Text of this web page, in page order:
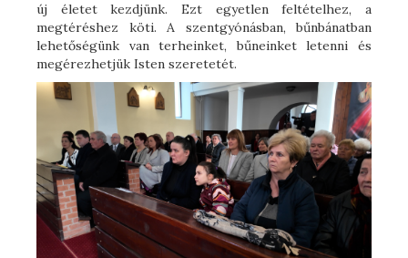
új életet kezdjünk. Ezt egyetlen feltételhez, a
megtéréshez köti. A szentgyónásban, bűnbánatban
lehetőségünk van terheinket, bűneinket letenni és
megérezhetjük Isten szeretetét.